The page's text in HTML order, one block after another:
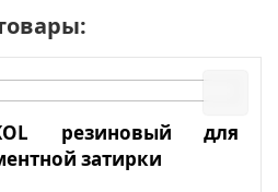
резиновый для
затирки